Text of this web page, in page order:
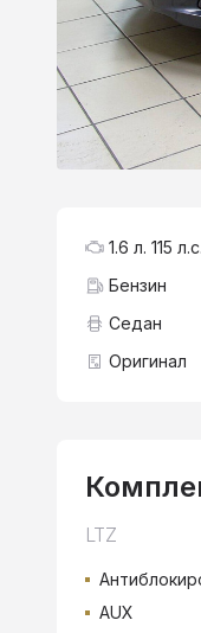
1.6 л. 115 л.с.
Бензин
Седан
Оригинал
LTZ
AUX